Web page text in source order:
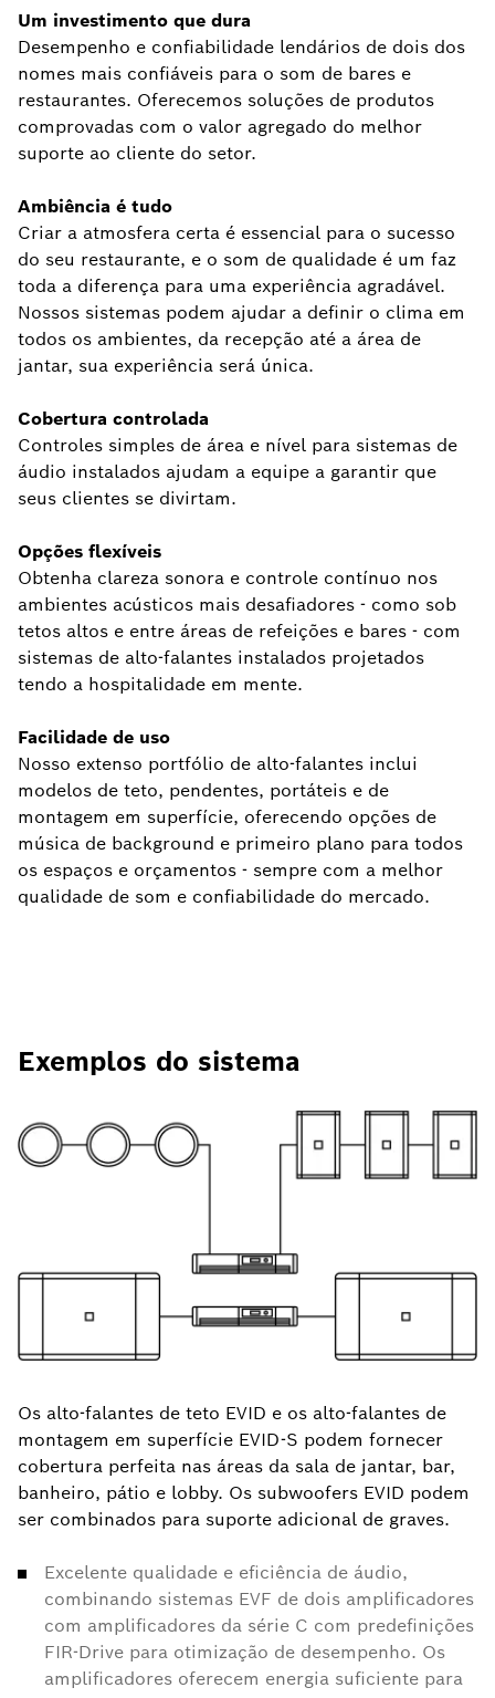
Um investimento que dura
Desempenho e confiabilidade lendários de dois dos
nomes mais confiáveis para o som de bares e
restaurantes. Oferecemos soluções de produtos
comprovadas com o valor agregado do melhor
suporte ao cliente do setor.
Ambiência é tudo
Criar a atmosfera certa é essencial para o sucesso
do seu restaurante, e o som de qualidade é um faz
toda a diferença para uma experiência agradável.
Nossos sistemas podem ajudar a definir o clima em
todos os ambientes, da recepção até a área de
jantar, sua experiência será única.
Cobertura controlada
Controles simples de área e nível para sistemas de
áudio instalados ajudam a equipe a garantir que
seus clientes se divirtam.
Opções flexíveis
Obtenha clareza sonora e controle contínuo nos
ambientes acústicos mais desafiadores - como sob
tetos altos e entre áreas de refeições e bares - com
sistemas de alto-falantes instalados projetados
tendo a hospitalidade em mente.
Facilidade de uso
Nosso extenso portfólio de alto-falantes inclui
modelos de teto, pendentes, portáteis e de
montagem em superfície, oferecendo opções de
música de background e primeiro plano para todos
os espaços e orçamentos - sempre com a melhor
qualidade de som e confiabilidade do mercado.
Exemplos do sistema
Os alto-falantes de teto EVID e os alto-falantes de
montagem em superfície EVID-S podem fornecer
cobertura perfeita nas áreas da sala de jantar, bar,
banheiro, pátio e lobby. Os subwoofers EVID podem
ser combinados para suporte adicional de graves.
Excelente qualidade e eficiência de áudio,
combinando sistemas EVF de dois amplificadores
com amplificadores da série C com predefinições
FIR-Drive para otimização de desempenho. Os
amplificadores oferecem energia suficiente para